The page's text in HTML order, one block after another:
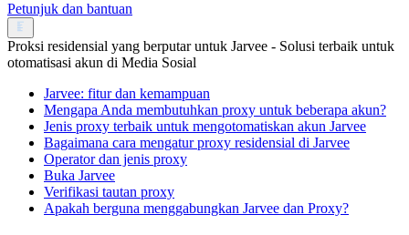
Petunjuk dan bantuan
Proksi residensial yang berputar untuk Jarvee - Solusi terbaik untuk
otomatisasi akun di Media Sosial
Jarvee: fitur dan kemampuan
Mengapa Anda membutuhkan proxy untuk beberapa akun?
Jenis proxy terbaik untuk mengotomatiskan akun Jarvee
Bagaimana cara mengatur proxy residensial di Jarvee
Operator dan jenis proxy
Buka Jarvee
Verifikasi tautan proxy
Apakah berguna menggabungkan Jarvee dan Proxy?